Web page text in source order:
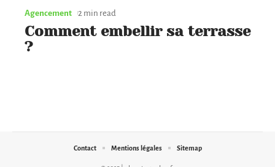
Agencement 2 min read
Comment embellir sa terrasse
?
Contact Mentions légales Sitemap